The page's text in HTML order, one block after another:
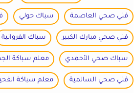
فني صحي العاصمة سباك حولي
فني صحي مبارك الكبير سباك الفروانية
سباك صحي الأحمدي معلم سباكة
فني صحي السالمية معلم سباكة